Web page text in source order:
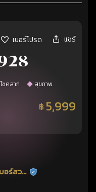
เบอร์โปรด แชร์
โชคลาภ สุขภาพ
฿ 5,999
อร์สวย ร้านยืนยันแล้ว